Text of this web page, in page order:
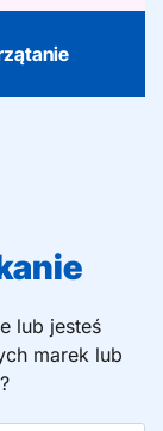
zapachu.
lub jesteś
marek lub